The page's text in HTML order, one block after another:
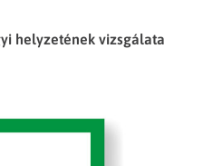
helyzetének vizsgálata